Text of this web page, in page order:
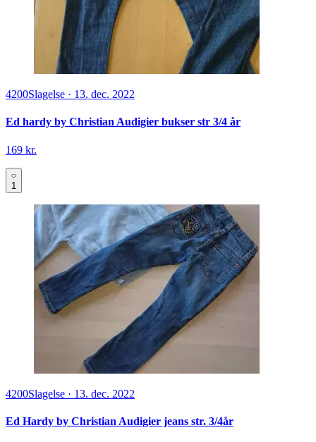
4200Slagelse · 13. dec. 2022
Ed hardy by Christian Audigier bukser str 3/4 år
169 kr.
1
4200Slagelse · 13. dec. 2022
Ed Hardy by Christian Audigier jeans str. 3/4år